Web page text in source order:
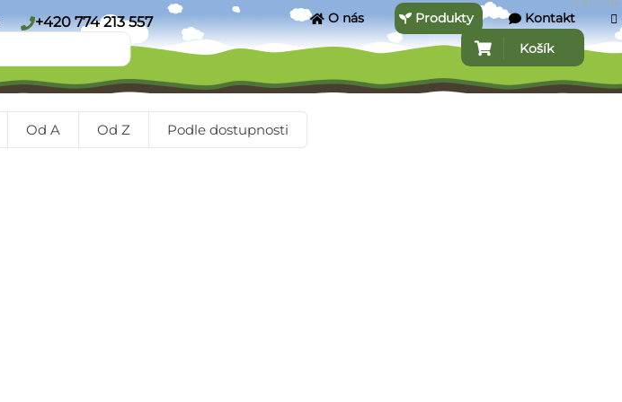
+420 774 213 557 O nás Produkty
Kontakt
Košík
1.91.3.216
Od A Od Z Podle dostupnosti